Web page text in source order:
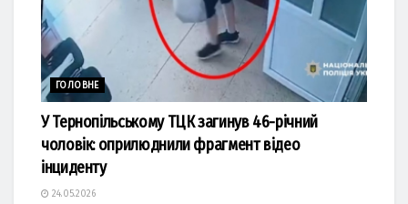
ГОЛОВНЕ
У Тернопільському ТЦК загинув 46-річний
чоловік: оприлюднили фрагмент відео
інциденту
24.05.2026